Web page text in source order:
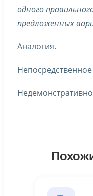
одного
предложенных
Аналогия.